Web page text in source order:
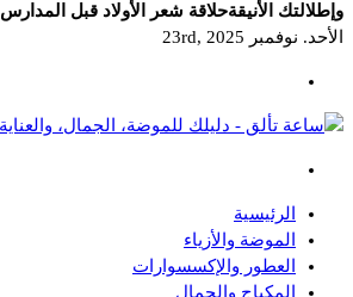
وإطلالتك الأنيقةحلاقة شعر الأولاد قبل المدارس
الأحد. نوفمبر 23rd, 2025
دليلك للموضة، الجمال، والعناية بالبشرة والشعر
الرئيسية
الموضة والأزياء
العطور والإكسسوارات
المكياج والجمال